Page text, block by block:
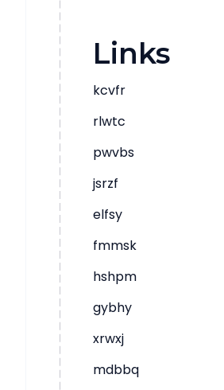
Links
kcvfr
rlwtc
pwvbs
jsrzf
elfsy
fmmsk
hshpm
gybhy
xrwxj
mdbbq